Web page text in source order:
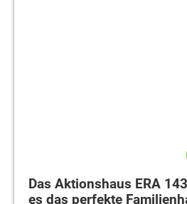
Das Aktionshaus ERA
es das perfekte